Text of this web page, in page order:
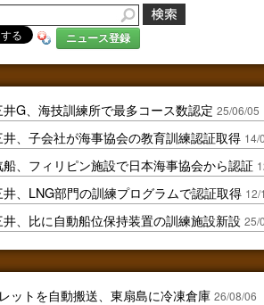
ニュース登録
G、海技訓練所で最多コース数認定 25/06/05
、子会社が海事協会の教育訓練認証取得 14/
船、フィリピン施設で日本海事協会から認証
、LNG部門の訓練プログラムで認証取得 12/
、比に自動船位保持装置の訓練施設新設 25/
ットを自動搬送、東扇島に冷凍倉庫 26/08/06